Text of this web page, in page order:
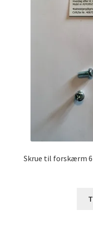
Skrue til forskærm